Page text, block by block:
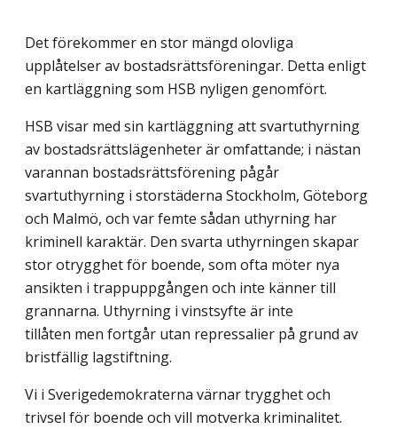
Det förekommer en stor mängd olovliga
upplåtelser av bostadsrättsföreningar. Detta enligt
en kartläggning som HSB nyligen genomfört.
HSB visar med sin kartläggning att svartuthyrning
av bostadsrättslägenheter är omfattande; i nästan
varannan bostadsrättsförening pågår
svartuthyrning i storstäderna Stockholm, Göteborg
och Malmö, och var femte sådan uthyrning har
kriminell karaktär. Den svarta uthyrningen skapar
stor otrygghet för boende, som ofta möter nya
ansikten i trappuppgången och inte känner till
grannarna. Uthyrning i vinstsyfte är inte
tillåten men fortgår utan repressalier på grund av
bristfällig lagstiftning.
Vi i Sverigedemokraterna värnar trygghet och
trivsel för boende och vill motverka kriminalitet.